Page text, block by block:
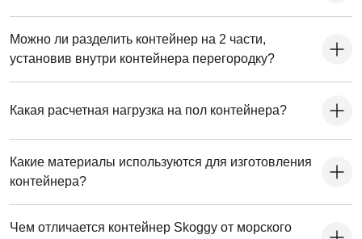
Можно ли разделить контейнер на 2 части,
установив внутри контейнера перегородку?
Какая расчетная нагрузка на пол контейнера?
Какие материалы используются для изготовления
контейнера?
Чем отличается контейнер Skoggy от морского